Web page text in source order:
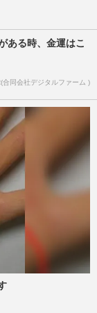
ある時、金運はこ
合同会社デジタルファーム )